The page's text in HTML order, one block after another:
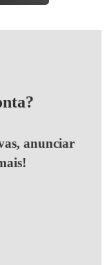
anunciar